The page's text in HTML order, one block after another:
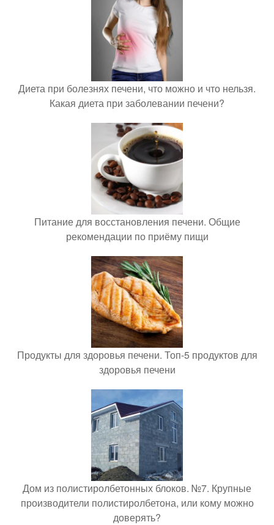
Диета при болезнях печени, что можно и что нельзя.
Какая диета при заболевании печени?
Питание для восстановления печени. Общие
рекомендации по приёму пищи
Продукты для здоровья печени. Топ-5 продуктов для
здоровья печени
Дом из полистиролбетонных блоков. №7. Крупные
производители полистиролбетона, или кому можно
доверять?